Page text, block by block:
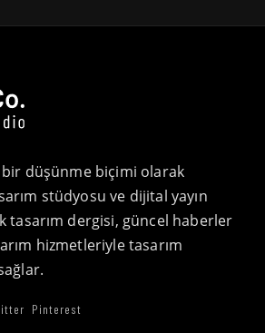
bir düşünme biçimi olarak
stüdyosu ve dijital yayın
tasarım dergisi, güncel haberler
hizmetleriyle tasarım
Pinterest